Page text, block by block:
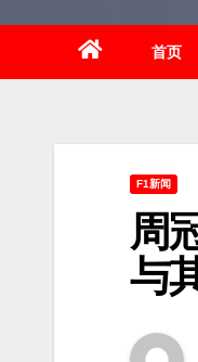
首页
F1新闻
周
与